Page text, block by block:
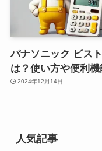
パナソニック ビス
は？使い方や便利機
2024年12月14日
人気記事